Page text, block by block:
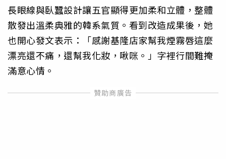
長眼線與臥蠶設計讓五官顯得更加柔和立體，整體
散發出溫柔典雅的韓系氣質。看到改造成果後，她
也開心發文表示：「感謝基隆店家幫我煙霧唇這麼
漂亮還不痛，還幫我化妝，啾咪。」字裡行間難掩
滿意心情。